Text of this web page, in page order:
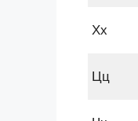
Хх
Цц